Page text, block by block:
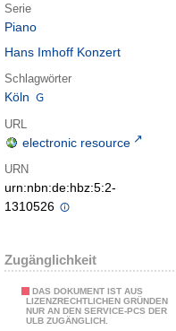
Serie
Piano
Hans Imhoff Konzert
Schlagwörter
Köln
URL
electronic resource
URN
urn:nbn:de:hbz:5:2-
1310526
Zugänglichkeit
DAS DOKUMENT IST AUS
LIZENZRECHTLICHEN GRÜNDEN
NUR AN DEN SERVICE-PCS DER
ULB ZUGÄNGLICH.